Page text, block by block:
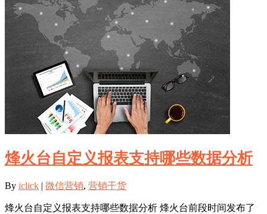
烽火台自定义报表支持哪些数据分析
By iclick | 微信营销, 营销干货
烽火台自定义报表支持哪些数据分析 烽火台前段时间发布了